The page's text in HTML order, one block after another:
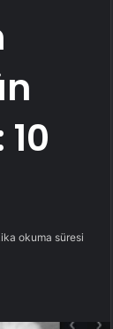
okuma süresi